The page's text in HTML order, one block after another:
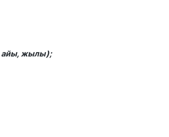
айы, жылы);